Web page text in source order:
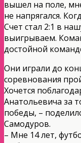
вышел на поле,
не напрягался.
Счет стал 2:1 в
выигрываем.
достойной
Они играли до
соревнования
Хочется
Анатольевича за
победы, –
Самодуров.
– Мне 14 лет,